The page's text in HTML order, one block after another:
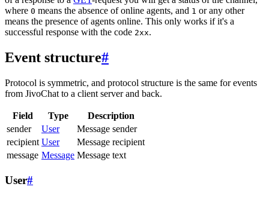
where 0 means the absence of online agents, and 1 or any other
means the presence of agents online. This only works if it's a
successful response with the code 2xx.
Event structure#
Protocol is symmetric, and protocol structure is the same for events
from JivoChat to a client server and back.
Field Type
Description
sender
User
Message sender
recipient User
Message recipient
message Message Message text
User#